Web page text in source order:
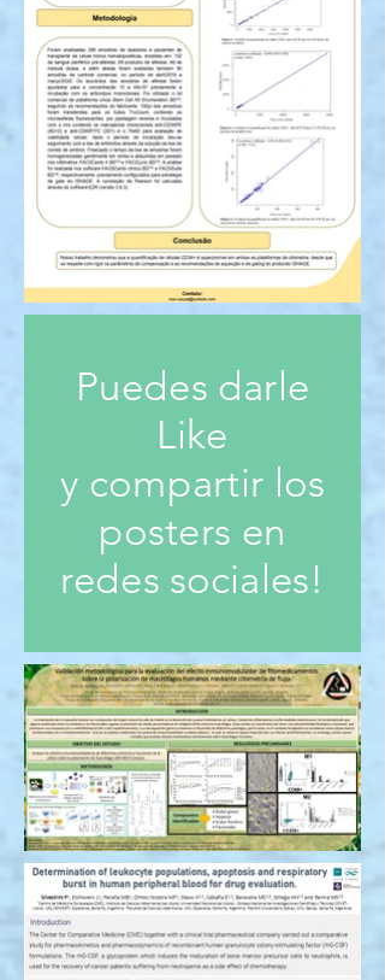
Puedes darle
Like
y compartir los
posters en
redes sociales!